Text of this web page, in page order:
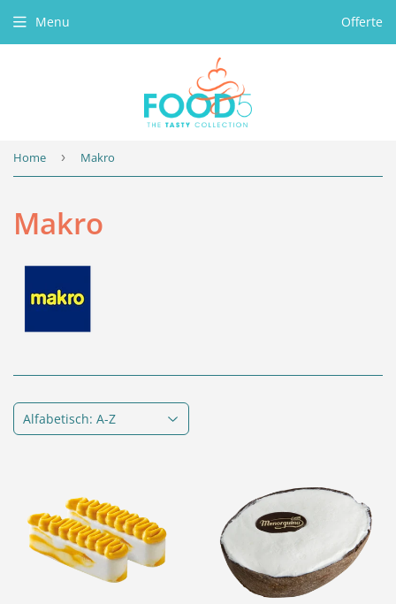
Menu Offerte
Home › Makro
Makro